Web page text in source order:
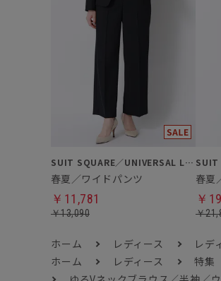
SUIT SQUARE／UNIVERSAL LANGUAGE／WHITE
春夏／ワイドパンツ
￥11,781
￥13,090
春夏
￥
￥
ホーム レディース レデ
ホーム
レディース 特集